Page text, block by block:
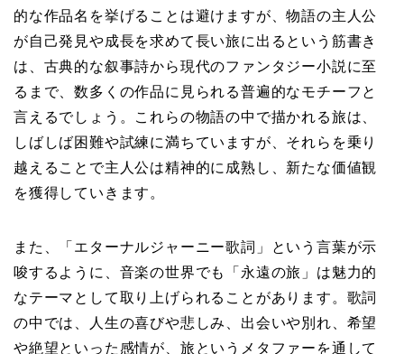
的な作品名を挙げることは避けますが、物語の主人公
が自己発見や成長を求めて長い旅に出るという筋書き
は、古典的な叙事詩から現代のファンタジー小説に至
るまで、数多くの作品に見られる普遍的なモチーフと
言えるでしょう。これらの物語の中で描かれる旅は、
しばしば困難や試練に満ちていますが、それらを乗り
越えることで主人公は精神的に成熟し、新たな価値観
を獲得していきます。
また、「エターナルジャーニー歌詞」という言葉が示
唆するように、音楽の世界でも「永遠の旅」は魅力的
なテーマとして取り上げられることがあります。歌詞
の中では、人生の喜びや悲しみ、出会いや別れ、希望
や絶望といった感情が、旅というメタファーを通して